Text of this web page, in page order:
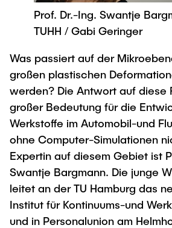
Press Release
University magazine spektrum
Events
Merchandise-Shop
Working at TU Hamburg
Job opportunities
Faculty recruiting
Information for new employees
Advice and contact
New@tuhh
Around student life
study organization
AI in Education
After Graduation
Alumni
Career Center
Graduate Academy
Doctoral Degrees
UNU HUB "Engineering to
Change"
Research Funding
Early Career Research Support
Good Scientific Practice
Future Lectures
Team
Process Engineering
Study programs
Technology and Innovation in
News
Study programs
Research and Institutes
Management Sciences and
Study Programs
Research and Institutes
Exchange students
International Scholars & Guests
Partnerships and Strategy
Study Exchange Partnerships
How to establish partnerships
Strategy
ECIU University
Contacts & International Team
Prof. Dr.-Ing. Swantje
TUHH / Gabi Geringer
Was passiert auf der
großen plastischen
werden? Die Antwort auf diese
großer Bedeutung für die
Werkstoffe im Automobil-und
ohne Computer-Simulationen
Expertin auf diesem Gebiet ist
Swantje Bargmann. Die junge
leitet an der TU Hamburg das
Institut für Kontinuums-und
und in Personalunion am